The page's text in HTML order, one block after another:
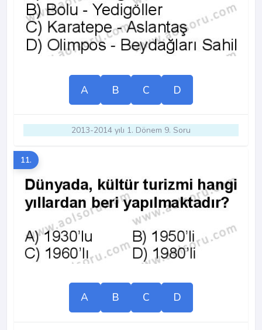
A B C D
2013-2014 yılı 1. Dönem 9. Soru
11.
A B C D